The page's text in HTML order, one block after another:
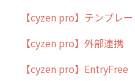
cyzen proの位置情報
用語集
よくある質問
【cyzen pro】テンプレ
ポスティング
ラウンダー
【cyzen pro】外部連携
【cyzen pro】EntryFree